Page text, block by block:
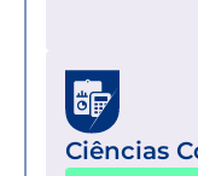
Ciências